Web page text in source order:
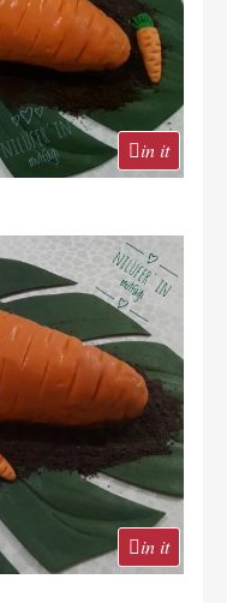
in it
in it